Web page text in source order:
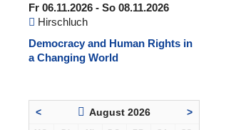
Fr 06.11.2026 - So 08.11.2026
Hirschluch
Democracy and Human Rights in
a Changing World
< August 2026 >